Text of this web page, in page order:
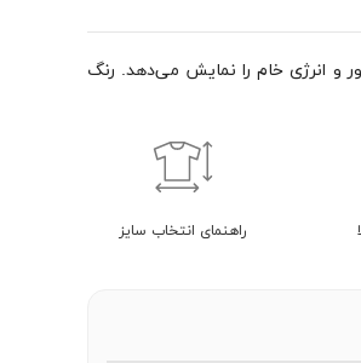
و انرژی خام را نمایش می‌دهد. رنگ
راهنمای انتخاب سایز